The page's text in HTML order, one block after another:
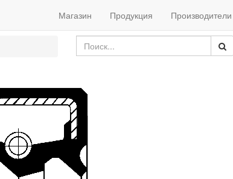
Магазин Продукция Производители